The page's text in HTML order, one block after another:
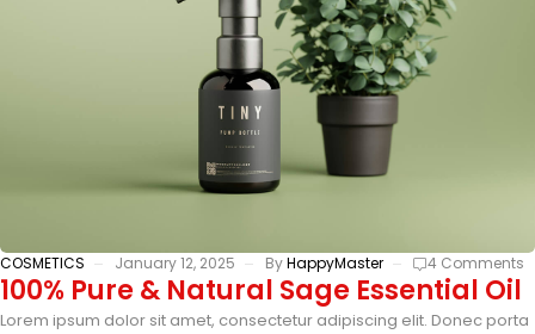
COSMETICS January 12, 2025 ByHappyMaster 4 Comments
100% Pure & Natural Sage Essential Oil
Lorem ipsum dolor sit amet, consectetur adipiscing elit. Donec porta